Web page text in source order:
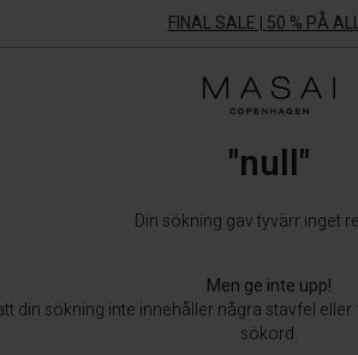
FINAL SALE | 50 % PÅ
"null"
Din sökning gav tyvärr inget
Men ge inte upp!
din sökning inte innehåller några stavfel
sökord.